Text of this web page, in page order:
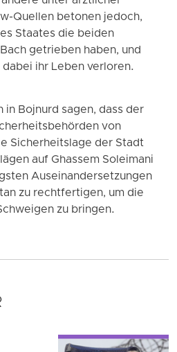
Quellen betonen jedoch,
Staates die beiden
getrieben haben, und
ihr Leben verloren.
Bojnurd sagen, dass der
von
Sicherheitslage der Stadt
auf Ghassem Soleimani
Auseinandersetzungen
zu rechtfertigen, um die
zu bringen.